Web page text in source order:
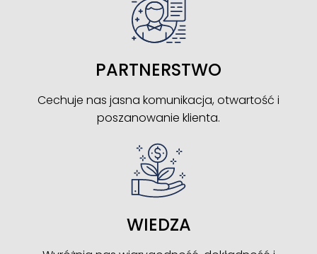
PARTNERSTWO
Cechuje nas jasna komunikacja, otwartość i
poszanowanie klienta.
WIEDZA